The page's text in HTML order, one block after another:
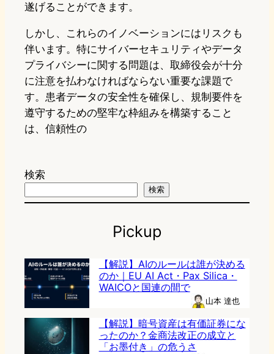
遂げることができます。
しかし、これらのイノベーションにはリスクも
伴います。特にサイバーセキュリティやデータ
プライバシーに関する問題は、取締役会が十分
に注意を払わなければならない重要な課題で
す。患者データの安全性を確保し、規制要件を
遵守するための堅牢な枠組みを構築すること
は、信頼性の
検索
検索
Pickup
【解説】AIのルールは誰が決める
のか｜EU AI Act・Pax Silica・
WAICOと国連の間で
山本 達也
【解説】暗号資産は有価証券にな
ったのか？金商法改正の成立と
「お墨付き」の危うさ